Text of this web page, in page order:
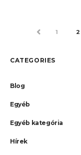
PREV1 2
CATEGORIES
Blog
Egyéb
Egyéb kategória
Hírek